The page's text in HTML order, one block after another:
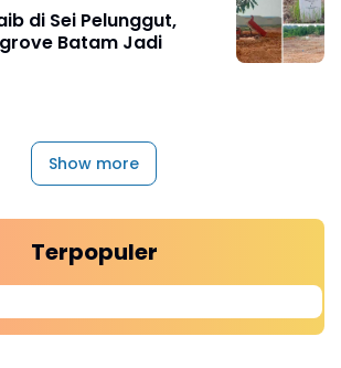
di Sei Pelunggut,
Batam Jadi
Show more
Terpopuler